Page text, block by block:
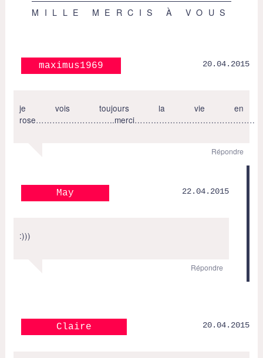
MILLE MERCIS À VOUS
maximus1969 20.04.2015
je vois toujours la vie en
Répondre
May 22.04.2015
:)))
Répondre
Claire 20.04.2015